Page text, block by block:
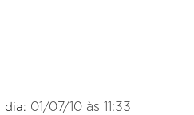
dia: 01/07/10 às 11:33